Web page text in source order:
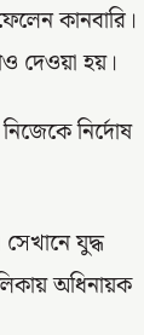
কানবারি।
দেওয়া হয়।
নির্দোষ
যুদ্ধ
অধিনায়ক